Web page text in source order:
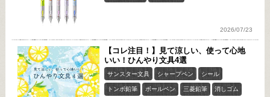
2026/07/23
【コレ注目！】見て涼しい、使って心地
いい！ひんやり文具4選
サンスター文具 シャープペン シール
トンボ鉛筆 ボールペン 三菱鉛筆 消しゴム